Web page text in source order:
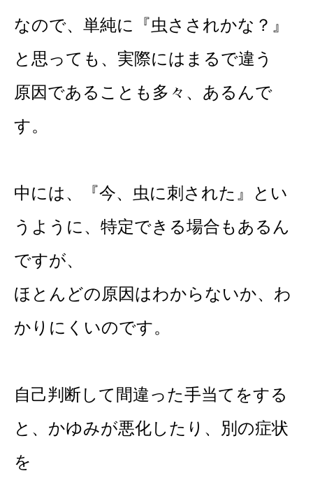
なので、単純に『虫さされかな？』
と思っても、実際にはまるで違う
原因であることも多々、あるんで
す。
中には、『今、虫に刺された』とい
うように、特定できる場合もあるん
ですが、
ほとんどの原因はわからないか、わ
かりにくいのです。
自己判断して間違った手当てをする
と、かゆみが悪化したり、別の症状
を